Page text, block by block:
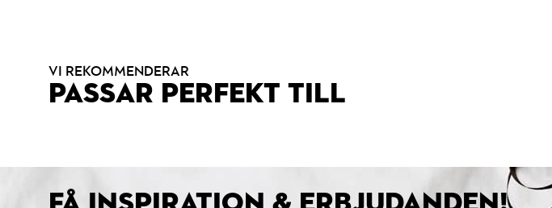
VI REKOMMENDERAR
PASSAR PERFEKT TILL